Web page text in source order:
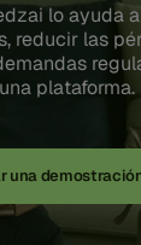
lo ayuda
reducir las
plataforma.
una